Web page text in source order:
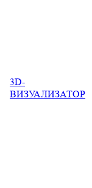
3D-
ВИЗУАЛИЗАТОР